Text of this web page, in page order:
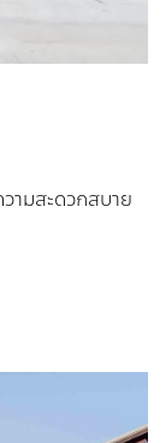
ามสะดวกสบาย